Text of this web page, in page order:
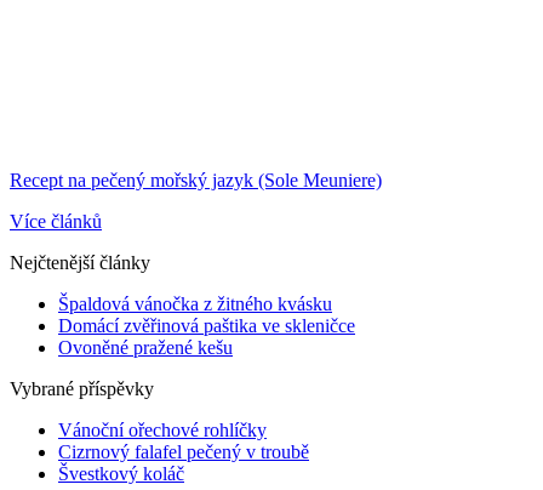
Recept na pečený mořský jazyk (Sole Meuniere)
Více článků
Nejčtenější články
Špaldová vánočka z žitného kvásku
Domácí zvěřinová paštika ve skleničce
Ovoněné pražené kešu
Vybrané příspěvky
Vánoční ořechové rohlíčky
Cizrnový falafel pečený v troubě
Švestkový koláč